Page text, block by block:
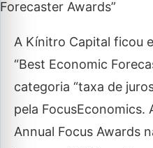
A Kínitro Capital ficou
“Best Economic
categoria “taxa de
pela FocusEconomics.
Annual Focus Awards